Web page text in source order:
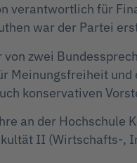
verantwortlich für
war der Partei
zwei
Meinungsfreiheit
konservativen
an der Hochschule
II (Wirtschafts-